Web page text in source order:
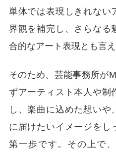
単体では表現しきれない
界観を補完し、さらなる
合的なアート表現とも言え
そのため、芸能事務所が
ずアーティスト本人や制
し、楽曲に込めた想いや
に届けたいイメージをし
第一歩です。その上で